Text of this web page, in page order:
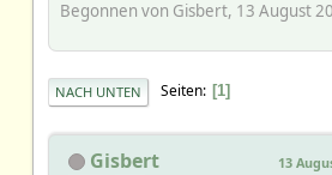
Begonnen von Gisbert, 13 August
NACH UNTEN Seiten 1
Gisbert 13